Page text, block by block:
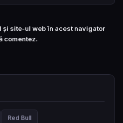
și site-ul web în acest navigator
comentez.
Red Bull